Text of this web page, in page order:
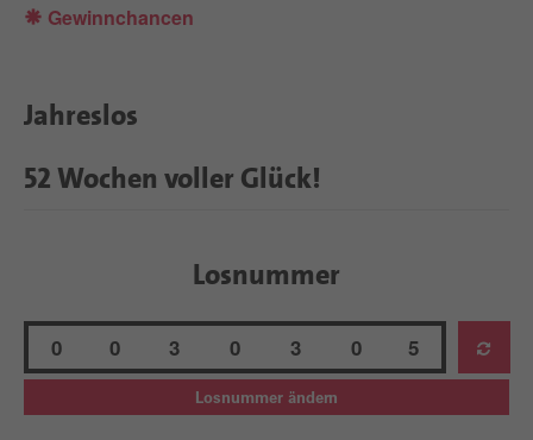
Gewinnchancen
Jahreslos
52 Wochen voller Glück!
Losnummer
Siebenstellige Losnummer. Mit allen sieben Ziffern
Losnummer ändern